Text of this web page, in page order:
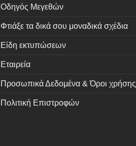
Οδηγός Μεγεθών
Φτιάξε τα δικά σου μοναδικά σχέδια
Είδη εκτυπώσεων
Εταιρεία
Προσωπικά Δεδομένα & Όροι χρήσης
Πολιτική Επιστροφών